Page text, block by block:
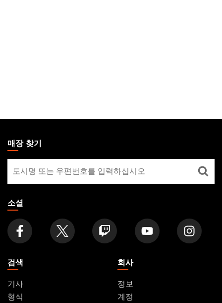
THE
GATHERING
FOOTER
매장 찾기
장
찾
기
소셜
검색
기사
형식
회사
정보
계정